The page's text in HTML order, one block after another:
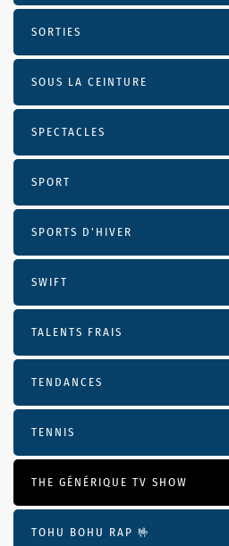
SORTIES
SOUS LA CEINTURE
SPECTACLES
SPORT
SPORTS D'HIVER
SWIFT
TALENTS FRAIS
TENDANCES
TENNIS
THE GÉNÉRIQUE TV SHOW
TOHU BOHU RAP 🤟